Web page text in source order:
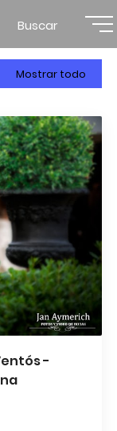
Buscar
Mostrar todo
-